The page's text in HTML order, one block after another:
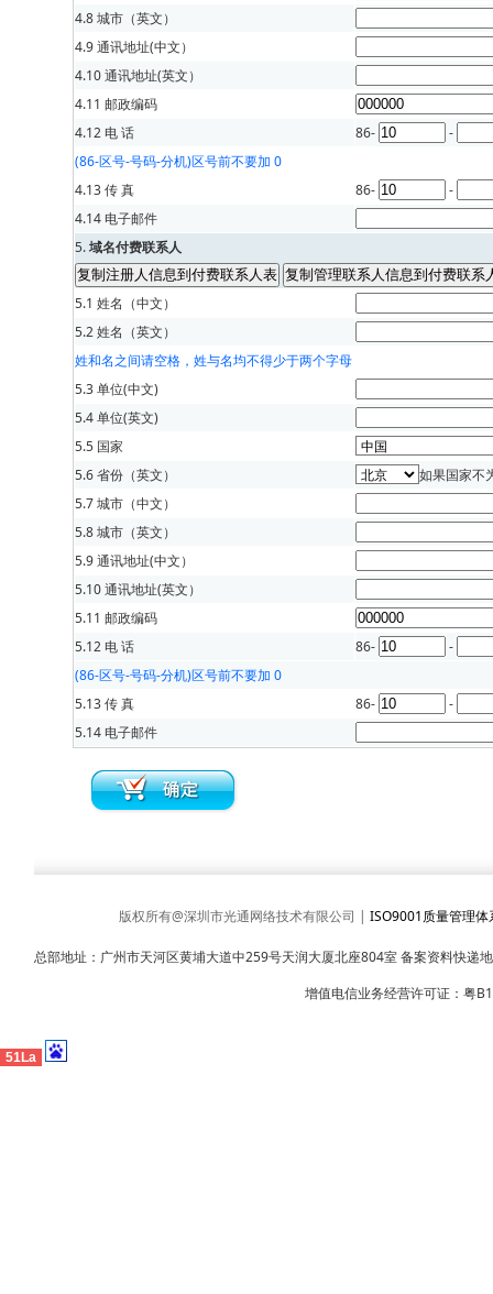
4.8 城市（英文）
4.9 通讯地址(中文）
4.10 通讯地址(英文）
4.11 邮政编码
4.12 电 话
86-
-
(86-区号-号码-分机)区号前不要加 0
4.13 传 真
86-
-
4.14 电子邮件
5.域名付费联系人
5.1 姓名（中文）
5.2 姓名（英文）
姓和名之间请空格，姓与名均不得少于两个字母
5.3 单位(中文)
5.4 单位(英文)
5.5 国家
5.6 省份（英文）
如果国家不
5.7 城市（中文）
5.8 城市（英文）
5.9 通讯地址(中文）
5.10 通讯地址(英文）
5.11 邮政编码
5.12 电 话
86-
-
(86-区号-号码-分机)区号前不要加 0
5.13 传 真
86-
-
5.14 电子邮件
版权所有@深圳市光通网络技术有限公司 | ISO9001质量管理体
总部地址：广州市天河区黄埔大道中259号天润大厦北座804室 备案资料快
增值电信业务经营许可证：粤
51La